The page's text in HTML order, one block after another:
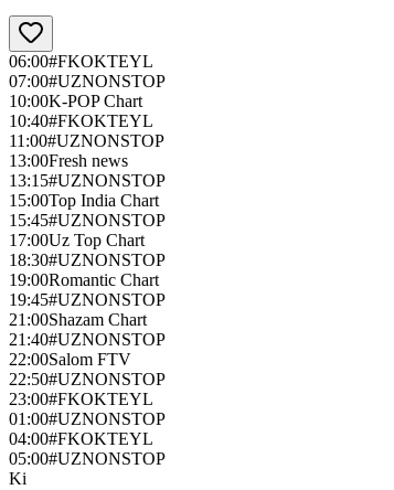
06:00#FKOKTEYL
07:00#UZNONSTOP
10:00K-POP Chart
10:40#FKOKTEYL
11:00#UZNONSTOP
13:00Fresh news
13:15#UZNONSTOP
15:00Top India Chart
15:45#UZNONSTOP
17:00Uz Top Chart
18:30#UZNONSTOP
19:00Romantic Chart
19:45#UZNONSTOP
21:00Shazam Chart
21:40#UZNONSTOP
22:00Salom FTV
22:50#UZNONSTOP
23:00#FKOKTEYL
01:00#UZNONSTOP
04:00#FKOKTEYL
05:00#UZNONSTOP
Ki